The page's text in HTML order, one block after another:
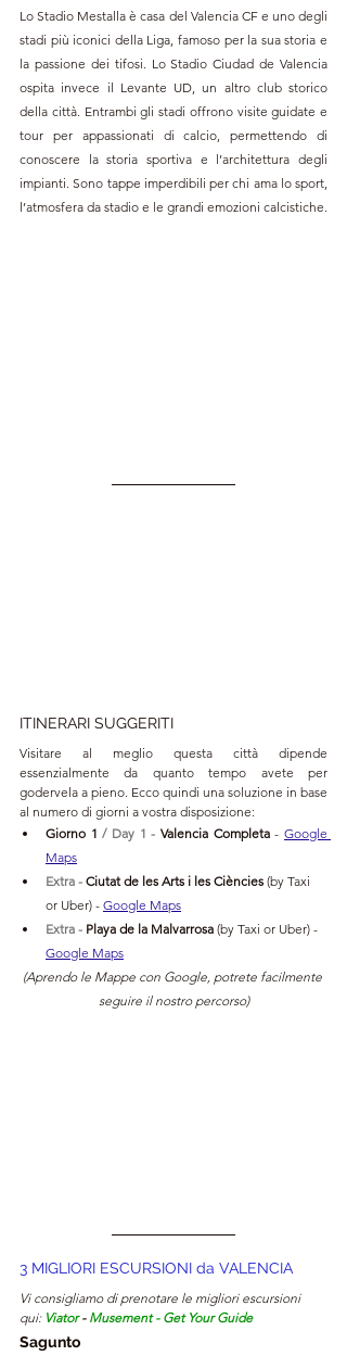
Lo Stadio Mestalla è casa del Valencia CF e uno degli
stadi più iconici della Liga, famoso per la sua storia e
la passione dei tifosi. Lo Stadio Ciudad de Valencia
ospita invece il Levante UD, un altro club storico
della città. Entrambi gli stadi offrono visite guidate e
tour per appassionati di calcio, permettendo di
conoscere la storia sportiva e l’architettura degli
impianti. Sono tappe imperdibili per chi ama lo sport,
ITINERARI SUGGERITI
Visitare al meglio questa città dipende
essenzialmente da quanto tempo avete per
godervela a pieno. Ecco quindi una soluzione in base
al numero di giorni a vostra disposizione:
Giorno 1 / Day 1 - Valencia Completa - Google
Maps
Extra - Ciutat de les Arts i les Ciències (by Taxi
or Uber) - Google Maps
Extra - Playa de la Malvarrosa (by Taxi or Uber) -
Google Maps
(Aprendo le Mappe con Google, potrete facilmente
seguire il nostro percorso)
3 MIGLIORI ESCURSIONI da VALENCIA
Vi consigliamo di prenotare le migliori escursioni
qui: Viator - Musement - Get Your Guide
Sagunto